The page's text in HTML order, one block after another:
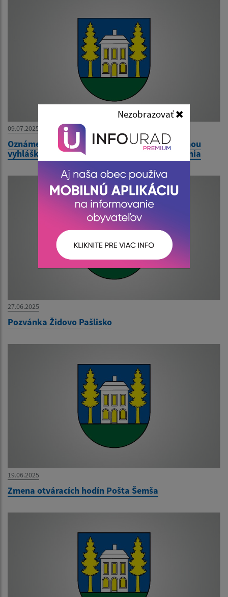
Nezobrazovať
09.07.2025
Oznámenie o začatí územného konania verejnou
vyhláškou a upustenie od ústneho pojednávania
27.06.2025
Pozvánka Židovo Pašlisko
19.06.2025
Zmena otváracích hodín Pošta Šemša